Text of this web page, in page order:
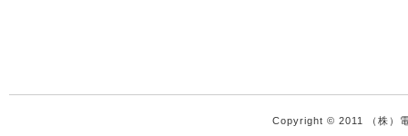
Copyright © 2011 （株）